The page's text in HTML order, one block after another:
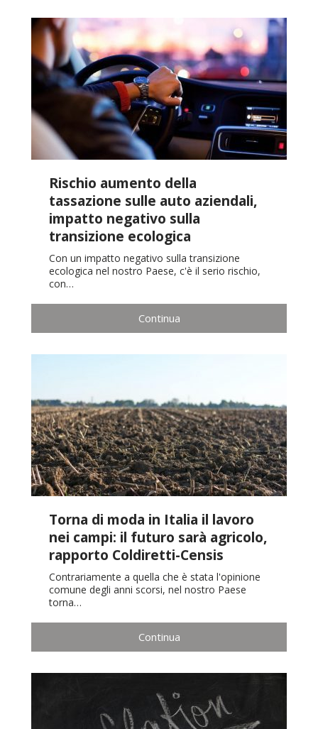
Rischio aumento della
tassazione sulle auto aziendali,
impatto negativo sulla
transizione ecologica
Con un impatto negativo sulla transizione
ecologica nel nostro Paese, c'è il serio rischio,
con…
Continua
Torna di moda in Italia il lavoro
nei campi: il futuro sarà agricolo,
rapporto Coldiretti-Censis
Contrariamente a quella che è stata l'opinione
comune degli anni scorsi, nel nostro Paese
torna…
Continua